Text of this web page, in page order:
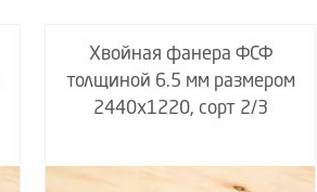
Хвойная фанера ФСФ
толщиной 6.5 мм размером
2440х1220, сорт 2/3